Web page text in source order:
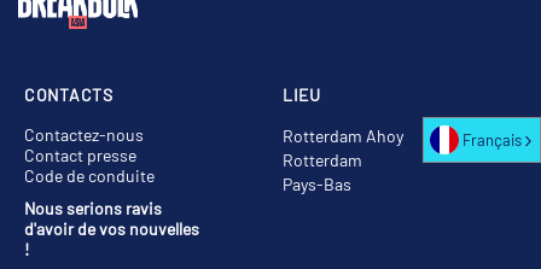
LIEU
Rotterdam Ahoy
Rotterdam
Pays-Bas
CONTACTS
Contactez-nous
Contact presse
Code de conduite
Nous serions ravis
d'avoir de vos nouvelles
!
Français